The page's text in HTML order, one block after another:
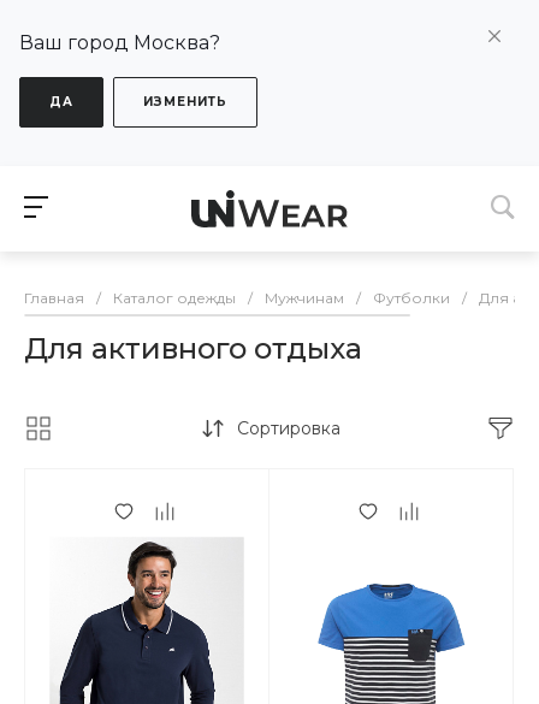
Ваш город Москва?
ДА ИЗМЕНИТЬ
Главная / Каталог одежды / Мужчинам / Футболки / Для
Для активного отдыха
Сортировка